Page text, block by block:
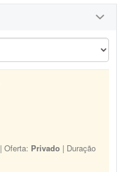
| Oferta: Privado | Duração